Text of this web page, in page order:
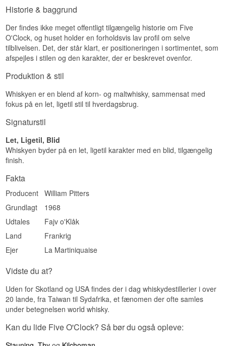
Type: Whiskeylikør
ABV: 35 %
Størrelse: 70 CL
Smagsprofil
Se hele vores udvalg af
Historie & baggrund
Der findes ikke meget offentligt tilgængelig historie om Five
O'Clock, og huset holder en forholdsvis lav profil om selve
tilblivelsen. Det, der står klart, er positioneringen i sortimentet, som
afspejles i stilen og den karakter, der er beskrevet ovenfor.
Produktion & stil
Whiskyen er en blend af korn- og maltwhisky, sammensat med
fokus på en let, ligetil stil til hverdagsbrug.
Signaturstil
Let, Ligetil, Blid
Whiskyen byder på en let, ligetil karakter med en blid, tilgængelig
finish.
Fakta
Producent
William Pitters
Grundlagt
1968
Udtales
Fajv o'Klåk
Land
Frankrig
Ejer
La Martiniquaise
Vidste du at?
Uden for Skotland og USA findes der i dag whiskydestillerier i over
20 lande, fra Taiwan til Sydafrika, et fænomen der ofte samles
under betegnelsen world whisky.
Kan du lide Five O'Clock? Så bør du også opleve: